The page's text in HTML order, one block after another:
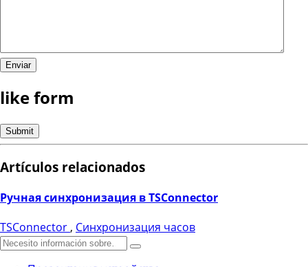
like form
Artículos relacionados
Ручная синхронизация в TSConnector
TSConnector , Синхронизация часов